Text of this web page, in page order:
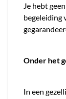
Je hebt
begeleiding
Onder het
In een